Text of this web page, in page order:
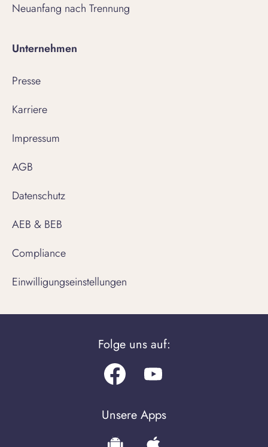
Neuanfang nach Trennung
Unternehmen
Presse
Karriere
Impressum
AGB
Datenschutz
AEB & BEB
Compliance
Einwilligungseinstellungen
Folge uns auf:
FacebookYoutube.com
Unsere Apps